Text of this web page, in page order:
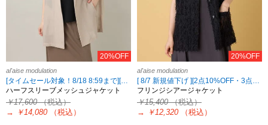
20%OFF
al'aise modulation
[タイムセール対象！8/18 8:59まで][2点10%OFF・3点15%OFF対象！8/18 8:59まで al'aise modulation限定]
ハーフスリーブメッシュジャケット
￥17,600（税込）
→
￥14,080 （税込）
20%OFF
al'aise modulation
[ 8/7 新規値下げ ][2点10%OFF・3点15%OFF対象！8/18 8:59まで al'aise modulation限定]
フリンジシアージャケット
￥15,400（税込）
→
￥12,320 （税込）